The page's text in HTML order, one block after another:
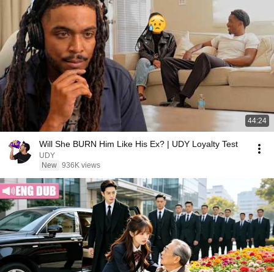
44:24
Will She BURN Him Like His Ex? | UDY Loyalty Test
UDY
New 936K views